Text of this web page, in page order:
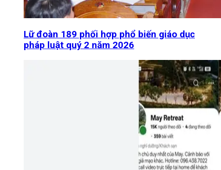
Lữ đoàn 189 phối hợp phổ biến giáo dục
pháp luật quý 2 năm 2026